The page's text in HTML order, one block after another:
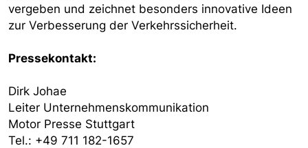
vergeben und zeichnet besonders innovative Ideen
zur Verbesserung der Verkehrssicherheit.
Pressekontakt:
Dirk Johae
Leiter Unternehmenskommunikation
Motor Presse Stuttgart
Tel.: +49 711 182-1657